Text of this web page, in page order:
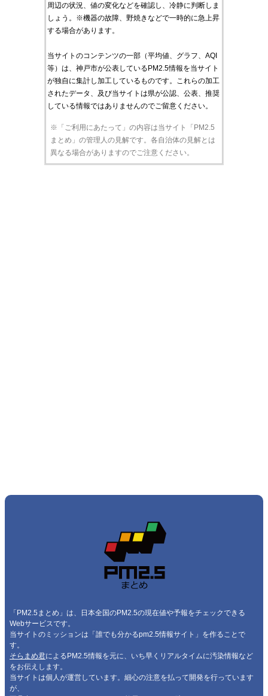
周辺の状況、値の変化などを確認し、冷静に判断しま
しょう。※機器の故障、野焼きなどで一時的に急上昇
する場合があります。
当サイトのコンテンツの一部（平均値、グラフ、AQI
等）は、神戸市が公表しているPM2.5情報を当サイト
が独自に集計し加工しているものです。これらの加工
されたデータ、及び当サイトは県が公認、公表、推奨
している情報ではありませんのでご留意ください。
※「ご利用にあたって」の内容は当サイト「PM2.5
まとめ」の管理人の見解です。各自治体の見解とは
異なる場合がありますのでご注意ください。
「PM2.5まとめ」は、日本全国のPM2.5の現在値や予報をチェックできる
Webサービスです。
当サイトのミッションは「誰でも分かるpm2.5情報サイト」を作ることで
す。
そらまめ君によるPM2.5情報を元に、いち早くリアルタイムに汚染情報など
をお伝えします。
当サイトは個人が運営しています。細心の注意を払って開発を行っています
が、